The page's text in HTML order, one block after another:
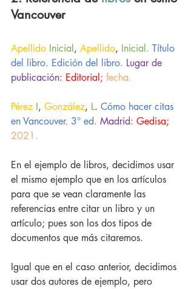
Vancouver
Apellido Inicial, Apellido, Inicial. Título
del libro. Edición del libro. Lugar de
publicación: Editorial; fecha.
Pérez I, González, L. Cómo hacer citas
en Vancouver. 3° ed. Madrid: Gedisa;
2021.
En el ejemplo de libros, decidimos usar
el mismo ejemplo que en los artículos
para que se vean claramente las
referencias entre citar un libro y un
artículo; pues son los dos tipos de
documentos que más citaremos.
Igual que en el caso anterior, decidimos
usar dos autores de ejemplo, pero